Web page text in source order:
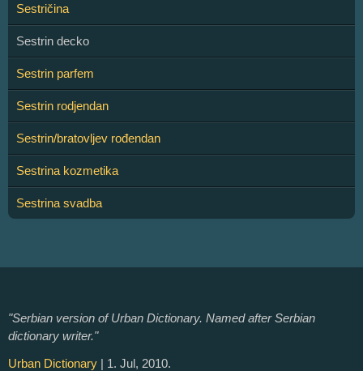
Sestričina
Sestrin decko
Sestrin parfem
Sestrin rodjendan
Sestrin/bratovljev rođendan
Sestrina kozmetika
Sestrina svadba
"Serbian version of Urban Dictionary. Named after Serbian
dictionary writer."
Urban Dictionary | 1. Jul, 2010.